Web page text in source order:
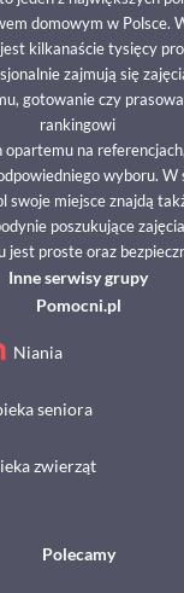
domowym w Polsce.
kilkanaście tysięcy
zajmują się
gotowanie czy
rankingowi
opartemu na
wyboru. W
swoje miejsce znajdą
poszukujące
jest proste oraz
Niania
seniora
zwierząt
Inne serwisy grupy
Pomocni.pl
Polecamy